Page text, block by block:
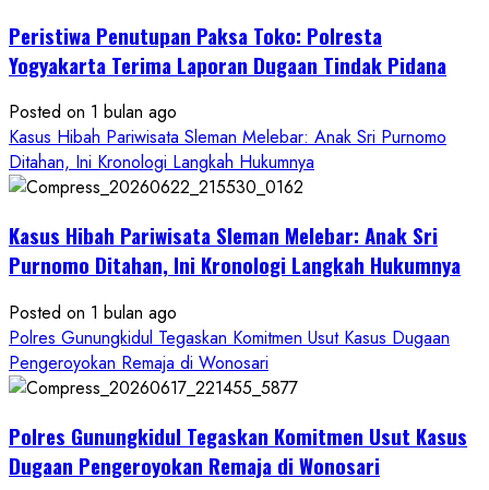
Anak
di
Aliansi
Janji
Kawal
Proses
Sampai
Tuntas
Peristiwa Penutupan Paksa Toko: Polresta
Yogyakarta Terima Laporan Dugaan Tindak Pidana
Posted on 1 bulan ago
Kasus Hibah Pariwisata Sleman Melebar: Anak Sri Purnomo
Ditahan, Ini Kronologi Langkah Hukumnya
Kasus Hibah Pariwisata Sleman Melebar: Anak Sri
Purnomo Ditahan, Ini Kronologi Langkah Hukumnya
Posted on 1 bulan ago
Polres Gunungkidul Tegaskan Komitmen Usut Kasus Dugaan
Pengeroyokan Remaja di Wonosari
Polres Gunungkidul Tegaskan Komitmen Usut Kasus
Dugaan Pengeroyokan Remaja di Wonosari